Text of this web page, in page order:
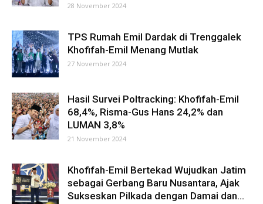
28 November 2024
TPS Rumah Emil Dardak di Trenggalek
Khofifah-Emil Menang Mutlak
27 November 2024
Hasil Survei Poltracking: Khofifah-Emil
68,4%, Risma-Gus Hans 24,2% dan
LUMAN 3,8%
21 November 2024
Khofifah-Emil Bertekad Wujudkan Jatim
sebagai Gerbang Baru Nusantara, Ajak
Sukseskan Pilkada dengan Damai dan...